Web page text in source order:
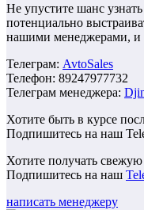
Не упустите шанс
потенциально
нашими менеджерами,
Телеграм: AvtoSales
Телефон: 89247977732
Телеграм менеджера:
Хотите быть в курсе
Подпишитесь на наш
Хотите получать
Подпишитесь на наш
написать менеджеру